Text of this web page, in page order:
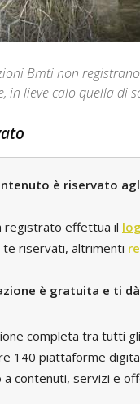
Bmti non
in lieve calo quella di
è riservato
registrato effettua il
te riservati, altrimenti
è gratuita e ti
completa tra tutti
140 piattaforme
a contenuti, servizi e